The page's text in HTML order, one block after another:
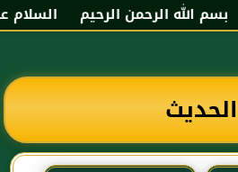
بسم الله الرحمن الرحيم السلام
الحديث